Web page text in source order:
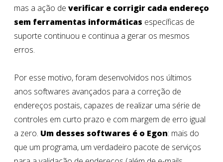
mas a ação de verificar e corrigir cada endereço
sem ferramentas informáticas específicas de
suporte continuou e continua a gerar os mesmos
erros.
Por esse motivo, foram desenvolvidos nos últimos
anos softwares avançados para a correção de
endereços postais, capazes de realizar uma série de
controles em curto prazo e com margem de erro igual
a zero. Um desses softwares é o Egon: mais do
que um programa, um verdadeiro pacote de serviços